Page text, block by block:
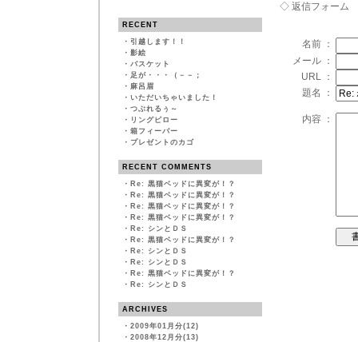
RECENT
・ 引越します！！
・ 影絵
・ バスケット
・ 足が・・・（－－；
・ 麻呂眉
・ いただいちゃいました！
・ つぶれるぅ～
・ リングピロー
・ 箱フィーバー
・ プレゼントのカゴ
RECENT COMMENTS
・ Re: 黒猫ベッドに異変が！？
・ Re: 黒猫ベッドに異変が！？
・ Re: 黒猫ベッドに異変が！？
・ Re: 黒猫ベッドに異変が！？
・ Re: シンとＤＳ
・ Re: 黒猫ベッドに異変が！？
・ Re: シンとＤＳ
・ Re: シンとＤＳ
・ Re: 黒猫ベッドに異変が！？
・ Re: シンとＤＳ
ARCHIVES
・ 2009年01月分(12)
・ 2008年12月分(13)
◇ 返信フォーム
名前 ：
メール ：
URL ：
題名 ：
内容 ：